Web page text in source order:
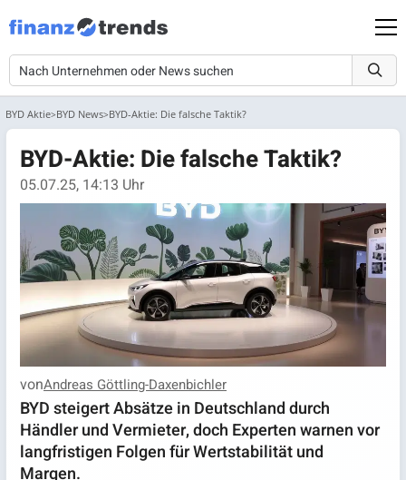
BYD Aktie BYD News BYD-Aktie: Die falsche Taktik?
BYD-Aktie: Die falsche Taktik?
05.07.25, 14:13 Uhr
vonAndreas Göttling-Daxenbichler
BYD steigert Absätze in Deutschland durch
Händler und Vermieter, doch Experten warnen vor
langfristigen Folgen für Wertstabilität und
Margen.